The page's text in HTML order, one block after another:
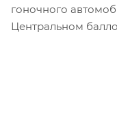
гоночного
Центральном